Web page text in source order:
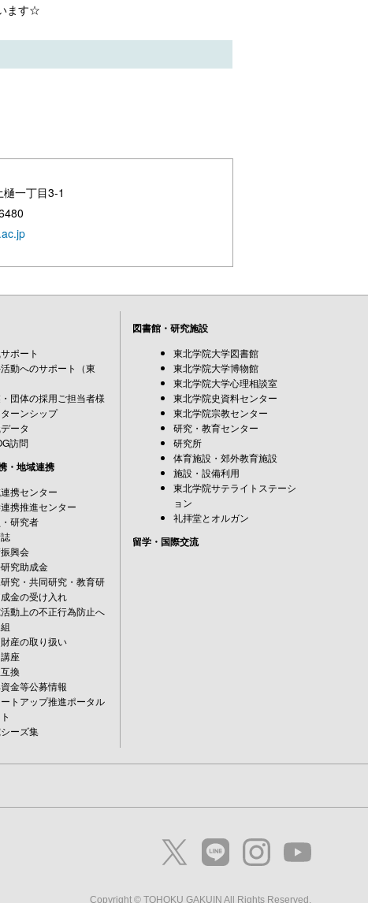
ます☆
一丁目3-1
ポート
動へのサポート（東
団体の採用ご担当者様
ーンシップ
ータ
訪問
・地域連携
携センター
携推進センター
研究者
興会
究助成金
究・共同研究・教育研
金の受け入れ
動上の不正行為防止へ
産の取り扱い
座
換
金等公募情報
トアップ推進ポータル
ーズ集
図書館・研究施設
東北学院大学図書館
東北学院大学博物館
東北学院大学心理相談室
東北学院史資料センター
東北学院宗教センター
研究・教育センター
研究所
体育施設・郊外教育施設
施設・設備利用
東北学院サテライトステーシ
ョン
礼拝堂とオルガン
留学・国際交流
Copyright © TOHOKU GAKUIN All Rights Reserved.